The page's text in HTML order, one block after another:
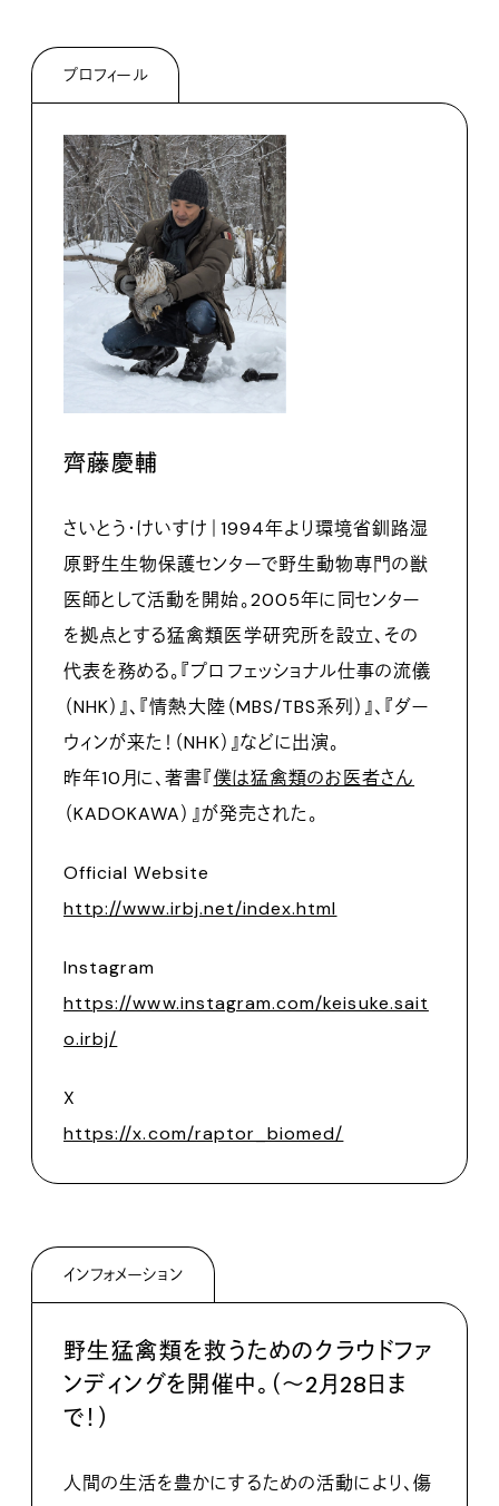
プロフィール
齊藤慶輔
さいとう・けいすけ｜1994年より環境省釧路湿
原野生生物保護センターで野生動物専門の獣
医師として活動を開始。2005年に同センター
を拠点とする猛禽類医学研究所を設立、その
代表を務める。『プロフェッショナル仕事の流儀
（NHK）』、『情熱大陸（MBS/TBS系列）』、『ダー
ウィンが来た！（NHK）』などに出演。
昨年10月に、著書『僕は猛禽類のお医者さん
（KADOKAWA）』が発売された。
Official Website
http://www.irbj.net/index.html
Instagram
https://www.instagram.com/keisuke.sait
o.irbj/
X
https://x.com/raptor_biomed/
インフォメーション
野生猛禽類を救うためのクラウドファ
ンディングを開催中。（〜2月28日ま
で！）
人間の生活を豊かにするための活動により、傷